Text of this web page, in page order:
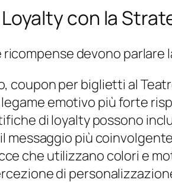
con la
ricompense devono
coupon per biglietti al
emotivo più forte
di loyalty possono
messaggio più
che utilizzano colori e
di